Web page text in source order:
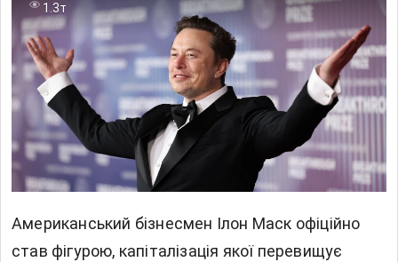
1.3т
Американський бізнесмен Ілон Маск офіційно
став фігурою, капіталізація якої перевищує